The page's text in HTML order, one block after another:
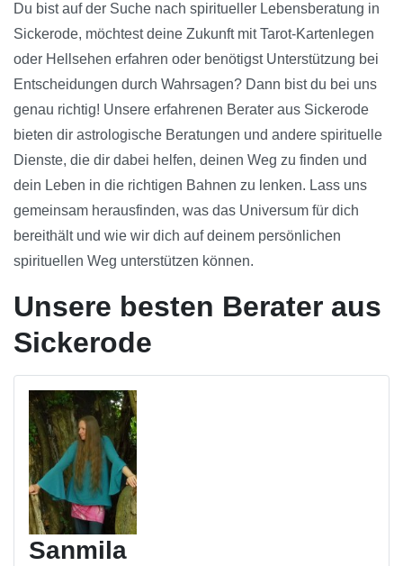
Du bist auf der Suche nach spiritueller Lebensberatung in
Sickerode, möchtest deine Zukunft mit Tarot-Kartenlegen
oder Hellsehen erfahren oder benötigst Unterstützung bei
Entscheidungen durch Wahrsagen? Dann bist du bei uns
genau richtig! Unsere erfahrenen Berater aus Sickerode
bieten dir astrologische Beratungen und andere spirituelle
Dienste, die dir dabei helfen, deinen Weg zu finden und
dein Leben in die richtigen Bahnen zu lenken. Lass uns
gemeinsam herausfinden, was das Universum für dich
bereithält und wie wir dich auf deinem persönlichen
spirituellen Weg unterstützen können.
Unsere besten Berater aus
Sickerode
Sanmila